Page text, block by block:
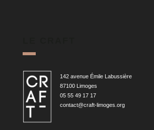
142 avenue Émile Labussière
87100 Limoges
05 55 49 17 17
contact@craft-limoges.org